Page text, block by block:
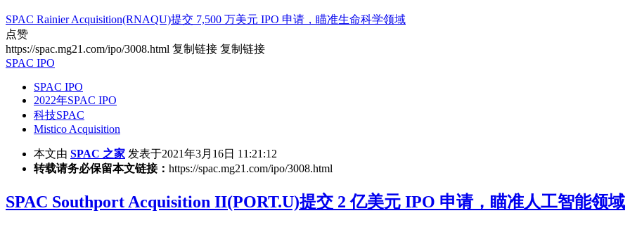
SPAC Rainier Acquisition(RNAQU)提交 7,500 万美元 IPO 申请，瞄准生命科学领域
点赞
https://spac.mg21.com/ipo/3008.html 复制链接 复制链接
SPAC IPO
SPAC IPO
2022年SPAC IPO
科技SPAC
Mistico Acquisition
本文由 SPAC 之家 发表于2021年3月16日 11:21:12
转载请务必保留本文链接： https://spac.mg21.com/ipo/3008.html
SPAC Southport Acquisition II(PORT.U)提交 2 亿美元 IPO 申请，瞄准人工智能领域